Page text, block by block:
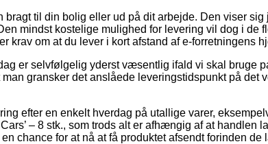
bragt til din bolig eller ud på dit arbejde. Den viser
mindst kostelige mulighed for levering vil dog i
krav om at du lever i kort afstand af e-forretningens
er selvfølgelig yderst væsentlig ifald vi skal bruge
gransker det anslåede leveringstidspunkt på det
efter en enkelt hverdag på utallige varer,
– 8 stk., som trods alt er afhængig af at handlen
chance for at nå at få produktet afsendt forinden de